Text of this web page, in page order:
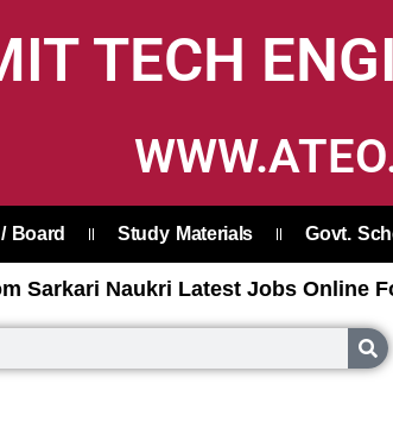
TECH
Board Study Materials Govt.
Sarkari Naukri Latest Jobs Online